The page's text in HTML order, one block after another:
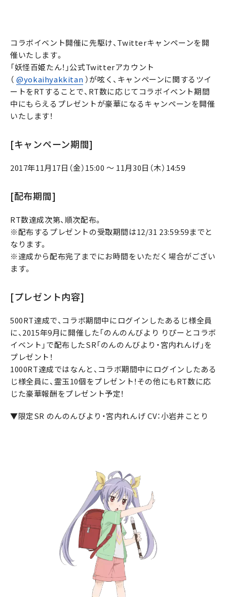
コラボイベント開催に先駆け、Twitterキャンペーンを開
催いたします。
「妖怪百姫たん！」公式Twitterアカウント
（@yokaihyakkitan ）が呟く、キャンペーンに関するツイ
ートをRTすることで、RT数に応じてコラボイベント期間
中にもらえるプレゼントが豪華になるキャンペーンを開催
いたします！
[キャンペーン期間]
2017年11月17日（金）15:00 ～ 11月30日（木）14:59
[配布期間]
RT数達成次第、順次配布。
※配布するプレゼントの受取期間は12/31 23:59:59までと
なります。
※達成から配布完了までにお時間をいただく場合がござい
ます。
[プレゼント内容]
500RT達成で、コラボ期間中にログインしたあるじ様全員
に、2015年9月に開催した「のんのんびより りぴーとコラボ
イベント」で配布したSR「のんのんびより・宮内れんげ」を
プレゼント！
1000RT達成ではなんと、コラボ期間中にログインしたある
じ様全員に、霊玉10個をプレゼント！その他にもRT数に応
じた豪華報酬をプレゼント予定！
▼限定SR のんのんびより・宮内れんげ CV：小岩井ことり